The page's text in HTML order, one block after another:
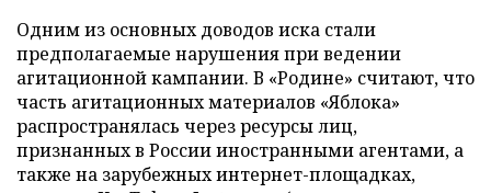
Одним из основных доводов иска стали
предполагаемые нарушения при ведении
агитационной кампании. В «Родине» считают, что
часть агитационных материалов «Яблока»
распространялась через ресурсы лиц,
признанных в России иностранными агентами, а
также на зарубежных интернет-площадках,